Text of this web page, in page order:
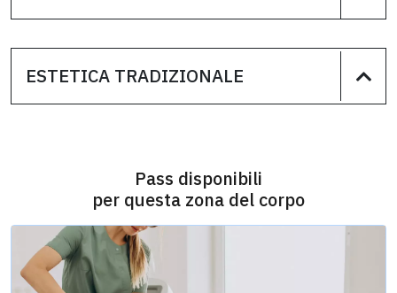
ESTETICA TRADIZIONALE
Pass disponibili
per questa zona del corpo